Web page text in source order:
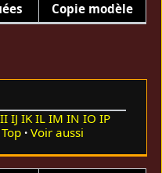
Copie modèle
II IJ IK IL IM IN IO IP
Top Voir aussi